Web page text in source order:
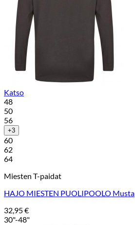
Katso
48
50
56
+3
60
62
64
Miesten T-paidat
HAJO MIESTEN PUOLIPOOLO Musta
32,95€
30"-48"